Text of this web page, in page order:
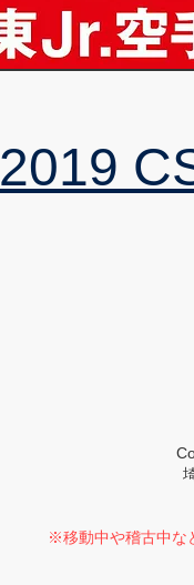
2019
※移動中や稽古中な